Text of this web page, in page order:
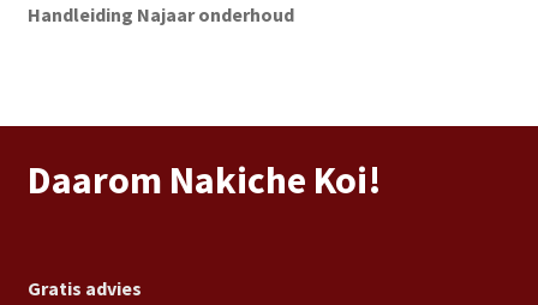
Handleiding Najaar onderhoud
Daarom Nakiche Koi!
Gratis advies